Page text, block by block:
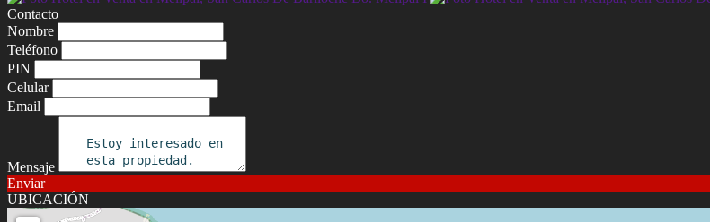
Contacto
Nombre
Teléfono
PIN
Celular
Email
Mensaje
Enviar
UBICACIÓN